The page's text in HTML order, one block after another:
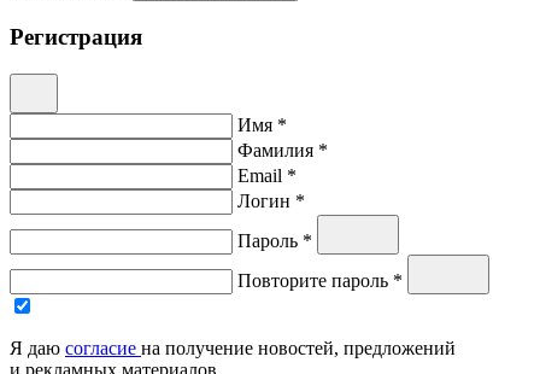
Регистрация
Имя *
Фамилия *
Email *
Логин *
Пароль *
Повторите пароль *
Я даю согласие на получение новостей, предложений
и рекламных материалов